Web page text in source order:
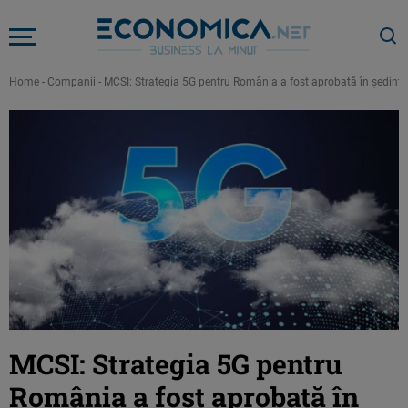
Home - Companii - MCSI: Strategia 5G pentru România a fost aprobată în
MCSI: Strategia 5G pentru
România a fost aprobată în